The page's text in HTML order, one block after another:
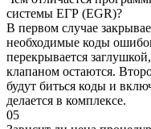
системы ЕГР (EGR)?
В первом случае
необходимые коды
перекрывается
клапаном остаются.
будут биться коды и
делается в комплексе.
05